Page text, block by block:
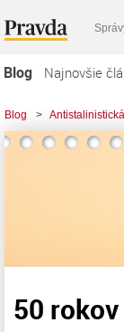
Blog Najnovšie
Blog >
50